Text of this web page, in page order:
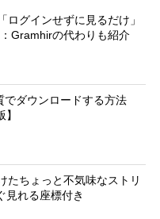
ログインせずに見るだけ」
Gramhirの代わりも紹介
でダウンロードする方法
たちょっと不気味なストリ
見れる座標付き